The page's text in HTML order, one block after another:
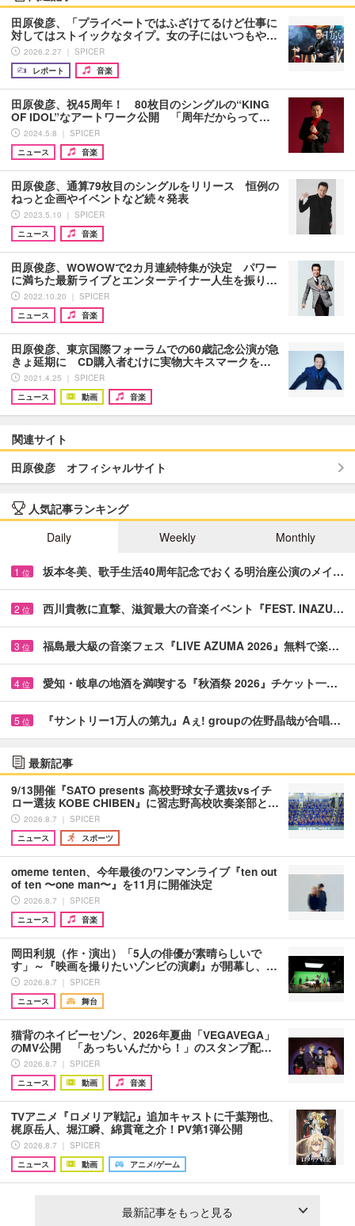
田原俊彦、「プライベートではふざけてるけど仕事に
対してはストイックなタイプ。女の子にはいつもや…
2026.2.27 ｜ SPICER
レポート
音楽
田原俊彦、祝45周年！ 80枚目のシングルの“KING
OF IDOL”なアートワーク公開 「周年だからって…
2024.5.8 ｜ SPICER
ニュース
音楽
田原俊彦、通算79枚目のシングルをリリース 恒例の
ねっと企画やイベントなど続々発表
2023.5.10 ｜ SPICER
ニュース
音楽
田原俊彦、WOWOWで2カ月連続特集が決定 パワー
に満ちた最新ライブとエンターテイナー人生を振り…
2022.10.20 ｜ SPICER
ニュース
音楽
田原俊彦、東京国際フォーラムでの60歳記念公演が急
きょ延期に CD購入者むけに実物大キスマークを…
2021.4.25 ｜ SPICER
ニュース
動画 音楽
関連サイト
田原俊彦 オフィシャルサイト
人気記事ランキング
Daily
Weekly Monthly
1 位 坂本冬美、歌手生活40周年記念でおくる明治座公演のメイ…
2 位 西川貴教に直撃、滋賀最大の音楽イベント『FEST. INAZU…
3 位 福島最大級の音楽フェス『LIVE AZUMA 2026』無料で楽…
4 位 愛知・岐阜の地酒を満喫する『秋酒祭 2026』チケット一…
5 位 『サントリー1万人の第九』Aぇ! groupの佐野晶哉が合唱…
最新記事
9/13開催『SATO presents 高校野球女子選抜vsイチ
ロー選抜 KOBE CHIBEN』に習志野高校吹奏楽部と…
2026.8.7 ｜ SPICER
ニュース
スポーツ
omeme tenten、今年最後のワンマンライブ『ten out
of ten 〜one man〜』を11月に開催決定
2026.8.7 ｜ SPICER
ニュース
音楽
岡田利規（作・演出）「5人の俳優が素晴らしいで
す」～『映画を撮りたいゾンビの演劇』が開幕し、…
2026.8.7 ｜ SPICER
ニュース
舞台
猫背のネイビーセゾン、2026年夏曲「VEGAVEGA」
のMV公開 「あっちいんだから！」のスタンプ配…
2026.8.7 ｜ SPICER
ニュース
動画 音楽
TVアニメ『ロメリア戦記』追加キャストに千葉翔也、
梶原岳人、堀江瞬、綿貫竜之介！PV第1弾公開
2026.8.7 ｜ SPICER
ニュース
動画 アニメ/ゲーム
最新記事をもっと見る